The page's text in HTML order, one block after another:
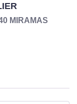
charge du bien
MIRAMAS